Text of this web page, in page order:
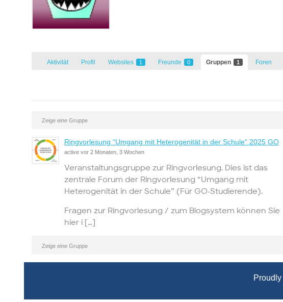
Aktivität Profil Websites 1 Freunde 0 Gruppen 1 Foren
Zeige eine Gruppe
Ringvorlesung “Umgang mit Heterogenität in der Schule“ 2025 GO
active vor 2 Monaten, 3 Wochen
Veranstaltungsgruppe zur Ringvorlesung. Dies ist das
zentrale Forum der Ringvorlesung “Umgang mit
Heterogenität in der Schule” (Für GO-Studierende).
Fragen zur Ringvorlesung / zum Blogsystem können Sie
hier i […]
Zeige eine Gruppe